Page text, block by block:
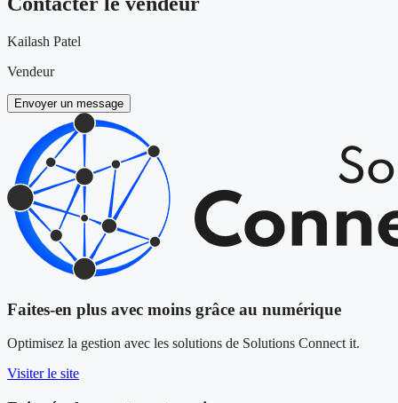
Kailash Patel
Vendeur
Envoyer un message
Faites-en plus avec moins grâce au numérique
Optimisez la gestion avec les solutions de Solutions Connect it.
Visiter le site